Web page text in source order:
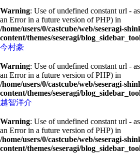
Warning: Use of undefined constant url -
an Error in a future version of PHP) in
/home/users/0/castcube/web/seseragi-
content/themes/seseragi/
今村豪
Warning: Use of undefined constant url -
an Error in a future version of PHP) in
/home/users/0/castcube/web/seseragi-
content/themes/seseragi/
越智洋介
Warning: Use of undefined constant url -
an Error in a future version of PHP) in
/home/users/0/castcube/web/seseragi-
content/themes/seseragi/